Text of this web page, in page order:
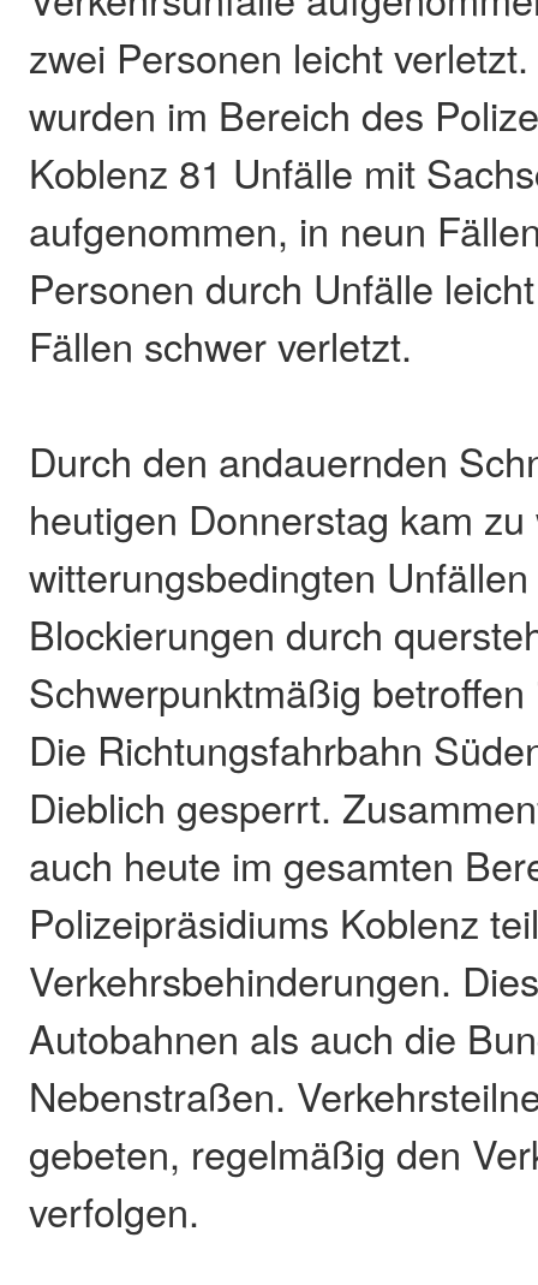
zwei Personen leicht
wurden im Bereich des
Koblenz 81 Unfälle mit
aufgenommen, in neun
Personen durch Unfälle
Fällen schwer verletzt.
Durch den andauernden
heutigen Donnerstag kam
witterungsbedingten
Blockierungen durch
Schwerpunktmäßig
Die Richtungsfahrbahn
Dieblich gesperrt.
auch heute im gesamten
Polizeipräsidiums Koblenz
Verkehrsbehinderungen.
Autobahnen als auch die
Nebenstraßen.
gebeten, regelmäßig den
verfolgen.